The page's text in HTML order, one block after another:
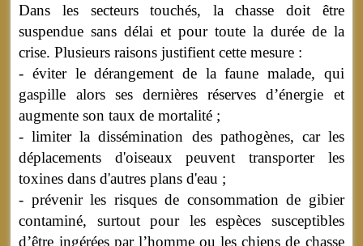
Dans les secteurs touchés, la chasse doit être
suspendue sans délai et pour toute la durée de la
crise. Plusieurs raisons justifient cette mesure :
- éviter le dérangement de la faune malade, qui
gaspille alors ses dernières réserves d’énergie et
augmente son taux de mortalité ;
- limiter la dissémination des pathogènes, car les
déplacements d'oiseaux peuvent transporter les
toxines dans d'autres plans d'eau ;
- prévenir les risques de consommation de gibier
contaminé, surtout pour les espèces susceptibles
d’être ingérées par l’homme ou les chiens de chasse